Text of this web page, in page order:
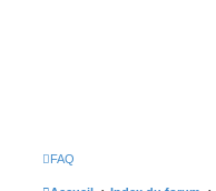
FAQ